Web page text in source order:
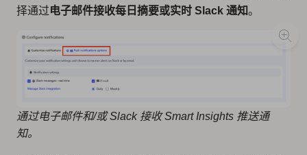
择通过电子邮件接收每日摘要或实时 Slack 通知。
通过电子邮件和/或 Slack 接收 Smart Insights 推送通
知。